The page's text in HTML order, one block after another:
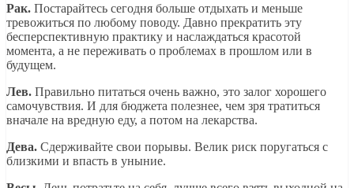
Рак. Постарайтесь сегодня больше отдыхать и меньше
тревожиться по любому поводу. Давно прекратить эту
бесперспективную практику и наслаждаться красотой
момента, а не переживать о проблемах в прошлом или в
будущем.
Лев. Правильно питаться очень важно, это залог хорошего
самочувствия. И для бюджета полезнее, чем зря тратиться
вначале на вредную еду, а потом на лекарства.
Дева. Сдерживайте свои порывы. Велик риск поругаться с
близкими и впасть в уныние.